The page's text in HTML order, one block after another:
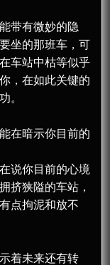
带有微妙的隐
坐的那班车，可
车站中枯等似乎
，在如此关键的
。
在暗示你目前的
说你目前的心境
挤狭隘的车站，
点拘泥和放不
着未来还有转